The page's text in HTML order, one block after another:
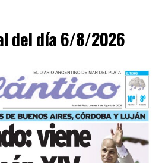
del día 6/8/2026